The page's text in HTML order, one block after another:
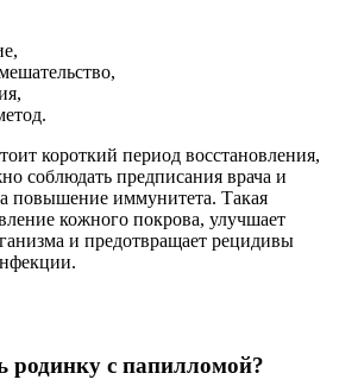
короткий период восстановления,
соблюдать предписания врача и
повышение иммунитета. Такая
кожного покрова, улучшает
и предотвращает рецидивы
родинку с папилломой?